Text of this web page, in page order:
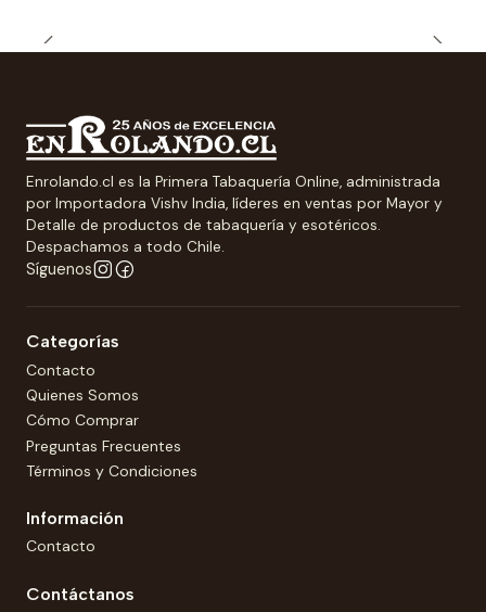
Enrolando.cl es la Primera Tabaquería Online, administrada
por Importadora Vishv India, líderes en ventas por Mayor y
Detalle de productos de tabaquería y esotéricos.
Despachamos a todo Chile.
Síguenos
Categorías
Contacto
Quienes Somos
Cómo Comprar
Preguntas Frecuentes
Términos y Condiciones
Información
Contacto
Contáctanos